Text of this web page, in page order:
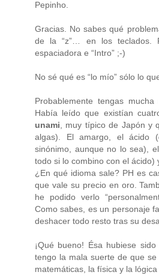
Pepinho.
Gracias. No sabes qué
de la “z”… en los teclados.
espaciadora e “Intro” ;-)
No sé qué es “lo mío” sólo lo
Probablemente tengas
Había leído que existían
unami , muy típico de Japón y
algas). El amargo, el ácido
sinónimo, aunque no lo sea),
todo si lo combino con el ácido)
¿En qué idioma sale? PH es
que vale su precio en oro.
he podido verlo
Como sabes, es un personaje
deshacer todo resto tras su
¡Qué bueno! Ésa hubiese
tengo la mala suerte de que
matemáticas, la física y la lógica